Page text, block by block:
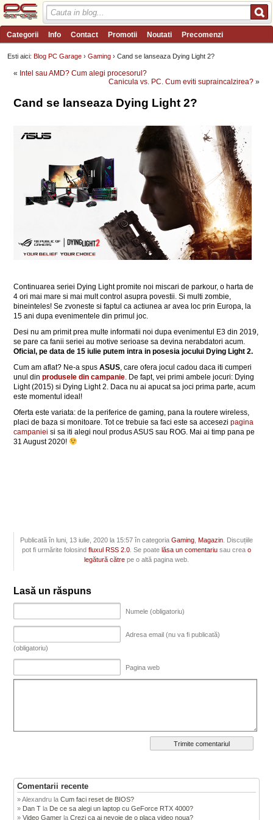
Categorii Info Contact Promotii Noutati Precomenzi
Review-uri Wishlist PC Garage TV Forum Blog Angajari
Esti aici:Blog PC Garage ›Gaming › Cand se lanseaza Dying Light 2?
« Intel sau AMD? Cum alegi procesorul?
Canicula vs. PC. Cum eviti supraincalzirea?»
Cand se lanseaza Dying Light 2?
Continuarea seriei Dying Light promite noi miscari de parkour, o harta de
4 ori mai mare si mai mult control asupra povestii. Si multi zombie,
bineinteles! Se zvoneste si faptul ca actiunea ar avea loc prin Europa, la
15 ani dupa evenimentele din primul joc.
Desi nu am primit prea multe informatii noi dupa evenimentul E3 din 2019,
se pare ca fanii seriei au motive serioase sa devina nerabdatori acum.
Oficial, pe data de 15 iulie putem intra in posesia jocului Dying Light 2.
Cum am aflat? Ne-a spusASUS, care ofera jocul cadou daca iti cumperi
unul dinprodusele din campanie. De fapt, vei primi ambele jocuri: Dying
Light (2015) si Dying Light 2. Daca nu ai apucat sa joci prima parte, acum
este momentul ideal!
Oferta este variata: de la periferice de gaming, pana la routere wireless,
placi de baza si monitoare. Tot ce trebuie sa faci este sa accesezipagina
campaniei si sa iti alegi noul produs ASUS sau ROG. Mai ai timp pana pe
31 August 2020!
Publicată în luni, 13 iulie, 2020 la 15:57 în categoriaGaming ,Magazin . Discuțiile
pot fi urmărite folosindfluxul RSS 2.0 . Se poatelăsa un comentariu sau creao
legătură către pe o altă pagina web.
Lasă un răspuns
Numele (obligatoriu)
Adresa email (nu va fi publicată)
(obligatoriu)
Pagina web
Comentarii recente
Alexandru laCum faci reset de BIOS?
Dan T la De ce sa alegi un laptop cu GeForce RTX 4000?
Video Gamer laCrezi ca ai nevoie de o placa video noua?